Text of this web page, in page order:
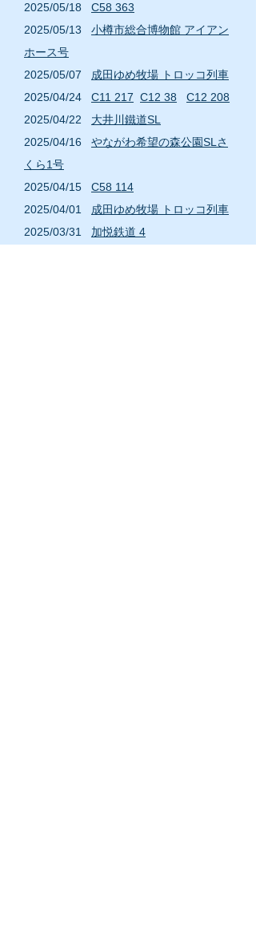
2025/05/18
C58 363
2025/05/13
小樽市総合博物館 アイアン
ホース号
2025/05/07
成田ゆめ牧場 トロッコ列車
2025/04/24 C11 217 C12 38
C12 208
2025/04/22
大井川鐵道SL
2025/04/16 やながわ希望の森公園SL さ
くら1号
2025/04/15
C58 114
2025/04/01
成田ゆめ牧場 トロッコ列車
2025/03/31
加悦鉄道 4